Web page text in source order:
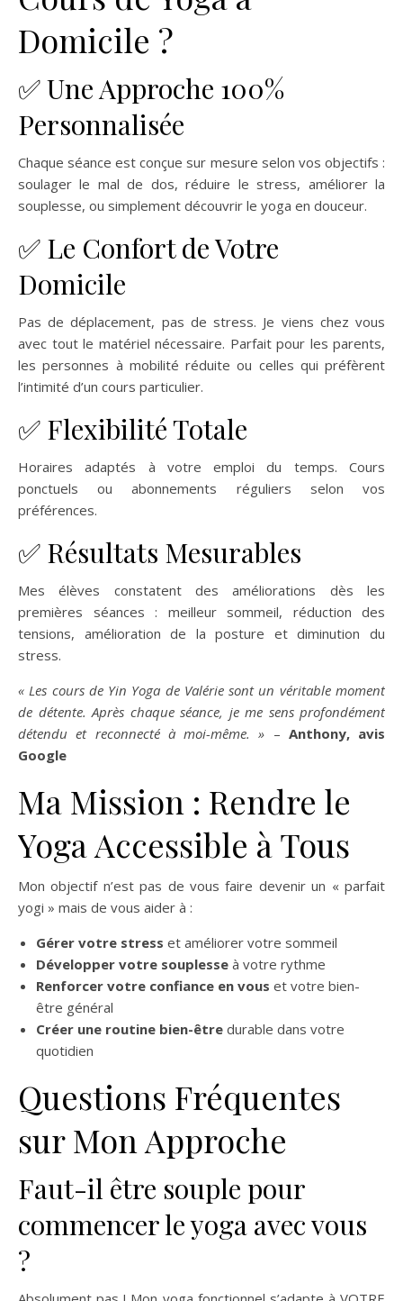
Domicile ?
✅ Une Approche 100%
Personnalisée
Chaque séance est conçue sur mesure selon vos objectifs :
soulager le mal de dos, réduire le stress, améliorer la
souplesse, ou simplement découvrir le yoga en douceur.
✅ Le Confort de Votre
Domicile
Pas de déplacement, pas de stress. Je viens chez vous
avec tout le matériel nécessaire. Parfait pour les parents,
les personnes à mobilité réduite ou celles qui préfèrent
l’intimité d’un cours particulier.
✅ Flexibilité Totale
Horaires adaptés à votre emploi du temps. Cours
ponctuels ou abonnements réguliers selon vos
préférences.
✅ Résultats Mesurables
Mes élèves constatent des améliorations dès les
premières séances : meilleur sommeil, réduction des
tensions, amélioration de la posture et diminution du
stress.
« Les cours de Yin Yoga de Valérie sont un véritable moment
de détente. Après chaque séance, je me sens profondément
détendu et reconnecté à moi-même. » – Anthony, avis
Google
Ma Mission : Rendre le
Yoga Accessible à Tous
Mon objectif n’est pas de vous faire devenir un « parfait
yogi » mais de vous aider à :
Gérer votre stress et améliorer votre sommeil
Développer votre souplesse à votre rythme
Renforcer votre confiance en vous et votre bien-
être général
Créer une routine bien-être durable dans votre
quotidien
Questions Fréquentes
sur Mon Approche
Faut-il être souple pour
commencer le yoga avec vous
?